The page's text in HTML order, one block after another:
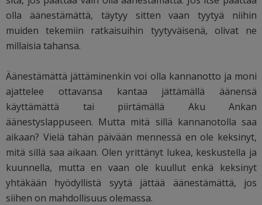
olla äänestämättä, täytyy sitten vaan tyytyä niihin
muiden tekemiin ratkaisuihin tyytyväisenä, olivat ne
millaisia tahansa.
Äänestämättä jättäminenkin voi olla kannanotto ja moni
ajattelee ottavansa kantaa jättämällä äänensä
käyttämättä tai piirtämällä Aku Ankan
äänestyslappuseen. Mutta mitä sillä kannanotolla saa
aikaan? Vielä tähän päivään mennessä en ole keksinyt,
mitä sillä saa aikaan. Olen yrittänyt lukea, keskustella ja
kuunnella, mutta en vaan ole kuullut enkä keksinyt
yhtäkään hyödyllistä syytä jättää äänestämättä, jos
siihen on mahdollisuus olemassa.